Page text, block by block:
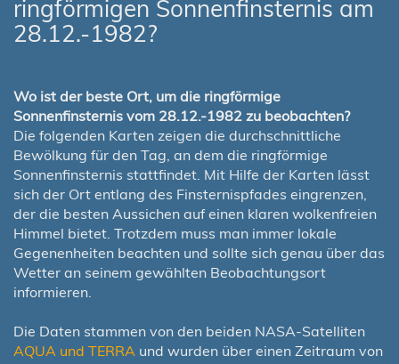
ringförmigen Sonnenfinsternis am
28.12.-1982?
Wo ist der beste Ort, um die ringförmige
Sonnenfinsternis vom 28.12.-1982 zu beobachten?
Die folgenden Karten zeigen die durchschnittliche
Bewölkung für den Tag, an dem die ringförmige
Sonnenfinsternis stattfindet. Mit Hilfe der Karten lässt
sich der Ort entlang des Finsternispfades eingrenzen,
der die besten Aussichen auf einen klaren wolkenfreien
Himmel bietet. Trotzdem muss man immer lokale
Gegenenheiten beachten und sollte sich genau über das
Wetter an seinem gewählten Beobachtungsort
informieren.
Die Daten stammen von den beiden NASA-Satelliten
AQUA und TERRA und wurden über einen Zeitraum von